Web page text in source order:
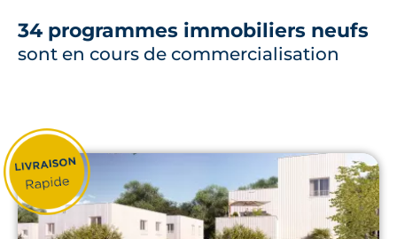
34 programmes immobiliers neufs
sont en cours de commercialisation